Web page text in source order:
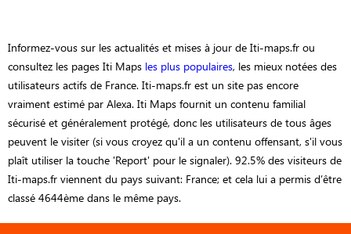
Informez-vous sur les actualités et mises à jour de Iti-maps.fr ou
consultez les pages Iti Maps les plus populaires, les mieux notées des
utilisateurs actifs de France. Iti-maps.fr est un site pas encore
vraiment estimé par Alexa. Iti Maps fournit un contenu familial
sécurisé et généralement protégé, donc les utilisateurs de tous âges
peuvent le visiter (si vous croyez qu'il a un contenu offensant, s'il vous
plaît utiliser la touche 'Report' pour le signaler). 92.5% des visiteurs de
Iti-maps.fr viennent du pays suivant: France; et cela lui a permis d’être
classé 4644ème dans le même pays.